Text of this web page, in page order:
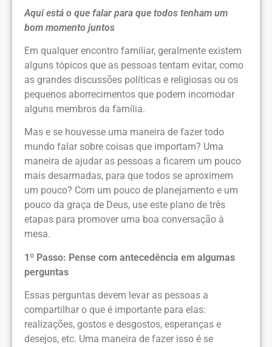
Aqui está o que falar para que todos tenham um
bom momento juntos
Em qualquer encontro familiar, geralmente existem
alguns tópicos que as pessoas tentam evitar, como
as grandes discussões políticas e religiosas ou os
pequenos aborrecimentos que podem incomodar
alguns membros da família.
Mas e se houvesse uma maneira de fazer todo
mundo falar sobre coisas que importam? Uma
maneira de ajudar as pessoas a ficarem um pouco
mais desarmadas, para que todos se aproximem
um pouco? Com um pouco de planejamento e um
pouco da graça de Deus, use este plano de três
etapas para promover uma boa conversação à
mesa.
1º Passo: Pense com antecedência em algumas
perguntas
Essas perguntas devem levar as pessoas a
compartilhar o que é importante para elas:
realizações, gostos e desgostos, esperanças e
desejos, etc. Uma maneira de fazer isso é se